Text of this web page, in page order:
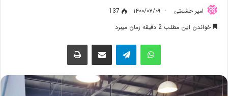
امیر حشمتی ۱۴۰۰/۰۷/۰۹
137
خواندن این مطلب 2 دقیقه زمان میبرد
واتس آپ اشتراک گذاری از طریق ایمیل